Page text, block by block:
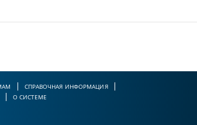
СПРАВОЧНАЯ ИНФОРМАЦИЯ
О СИСТЕМЕ